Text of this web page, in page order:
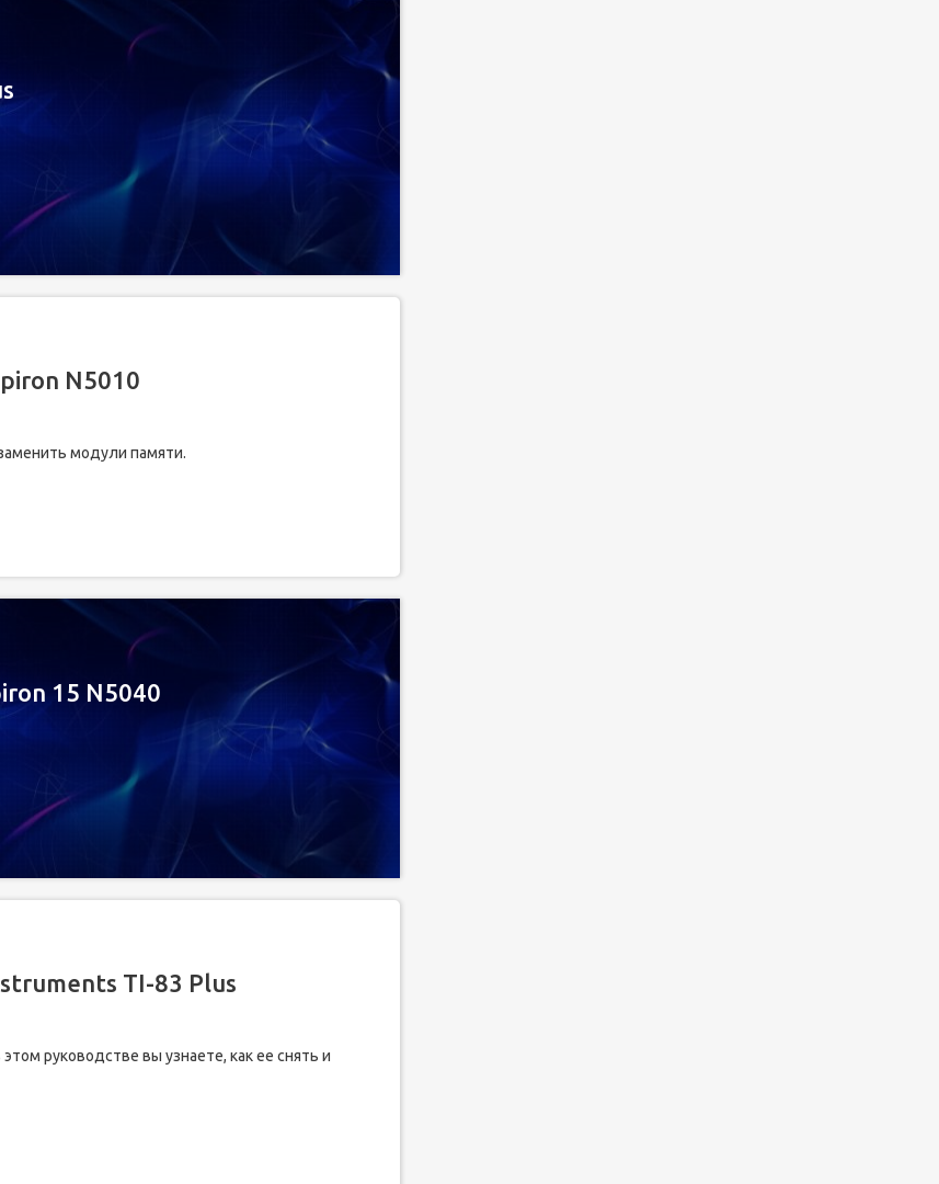
N5010
модули памяти.
15 N5040
TI-83 Plus
руководстве вы узнаете, как ее снять и